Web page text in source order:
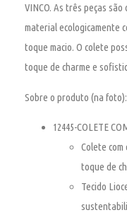
VINCO. As três peças são
material ecologicamente
toque macio. O colete
toque de charme e
Sobre o produto (na foto):
12445-COLETE
Colete com
toque de
Tecido